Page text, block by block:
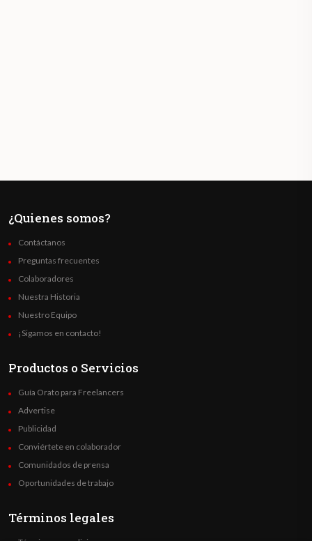
¿Quienes somos?
Contáctanos
Preguntas frecuentes
Colaboradores
Nuestra Historia
Nuestro Equipo
¡Sigamos en contacto!
Productos o Servicios
Guía Orato para Freelancers
Advertise
Publicidad
Conviértete en colaborador
Comunidados de prensa
Oportunidades de trabajo
Términos legales